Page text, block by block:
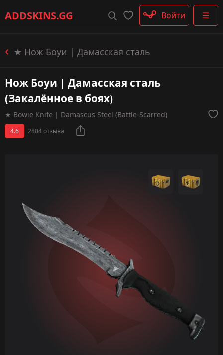
ADDSKINS.GG ☰
Пистолеты-пулемёты
Перчатки
Войти
★ Нож Боуи | Дамасская сталь
Нож Боуи | Дамасская сталь
(Закалённое в боях)
★ Bowie Knife | Damascus Steel (Battle-Scarred)
4.6 2804 отзыва